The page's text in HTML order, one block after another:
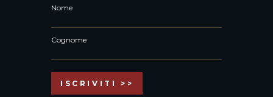
Nome
Cognome